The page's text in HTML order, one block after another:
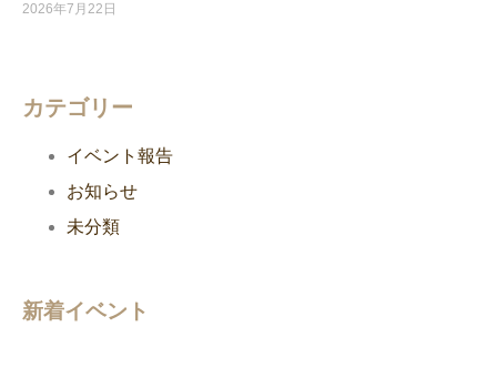
2026年7月22日
カテゴリー
イベント報告
お知らせ
未分類
新着イベント